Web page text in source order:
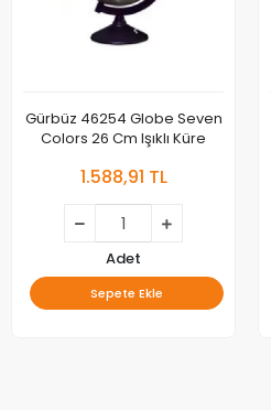
Gürbüz 46254 Globe Seven
Colors 26 Cm Işıklı Küre
1.588,91 TL
Adet
Sepete Ekle